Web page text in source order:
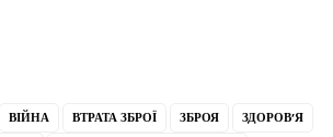
ВІЙНА ВТРАТА ЗБРОЇ ЗБРОЯ
ЗДОРОВ’Я